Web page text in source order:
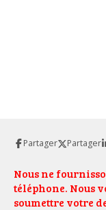
Partager Partager
Nous ne
téléphone. Nous
soumettre votre